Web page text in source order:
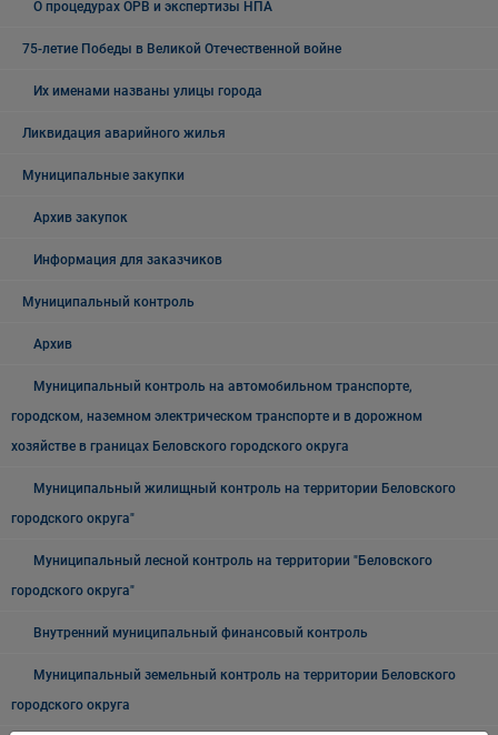
О процедурах ОРВ и экспертизы НПА
75-летие Победы в Великой Отечественной войне
Их именами названы улицы города
Ликвидация аварийного жилья
Муниципальные закупки
Архив закупок
Информация для заказчиков
Муниципальный контроль
Архив
Муниципальный контроль на автомобильном транспорте,
городском, наземном электрическом транспорте и в дорожном
хозяйстве в границах Беловского городского округа
Муниципальный жилищный контроль на территории Беловского
городского округа"
Муниципальный лесной контроль на территории "Беловского
городского округа"
Внутренний муниципальный финансовый контроль
Муниципальный земельный контроль на территории Беловского
городского округа